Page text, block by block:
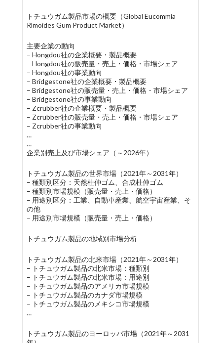
トチュウガム製品市場の概要（Global Eucommia
Rlmoides Gum Product Market）
主要企業の動向
– Hongdou社の企業概要・製品概要
– Hongdou社の販売量・売上・価格・市場シェア
– Hongdou社の事業動向
– Bridgestone社の企業概要・製品概要
– Bridgestone社の販売量・売上・価格・市場シェア
– Bridgestone社の事業動向
– Zcrubber社の企業概要・製品概要
– Zcrubber社の販売量・売上・価格・市場シェア
– Zcrubber社の事業動向
…
…
企業別売上及び市場シェア（～2026年）
トチュウガム製品の世界市場（2021年～2031年）
– 種類別区分：天然杜仲ゴム、合成杜仲ゴム
– 種類別市場規模（販売量・売上・価格）
– 用途別区分：工業、自動車産業、航空宇宙産業、そ
の他
– 用途別市場規模（販売量・売上・価格）
トチュウガム製品の地域別市場分析
トチュウガム製品の北米市場（2021年～2031年）
– トチュウガム製品の北米市場：種類別
– トチュウガム製品の北米市場：用途別
– トチュウガム製品のアメリカ市場規模
– トチュウガム製品のカナダ市場規模
– トチュウガム製品のメキシコ市場規模
…
トチュウガム製品のヨーロッパ市場（2021年～2031